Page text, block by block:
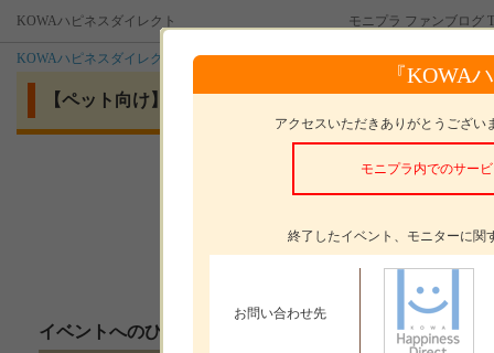
KOWAハピネスダイレクト モニプラ ファンブログ
KOWAハピネスダイレクト
『KOWA
アクセスいただきありがとうござい
モニプラ内でのサー
終了したイベント、モニターに関
お問い合わせ先
【ペット向け】竹由来の元気成分配合！犬用サプリメ
モニタープレゼント Living with
投稿方法
イベントへのひとこと